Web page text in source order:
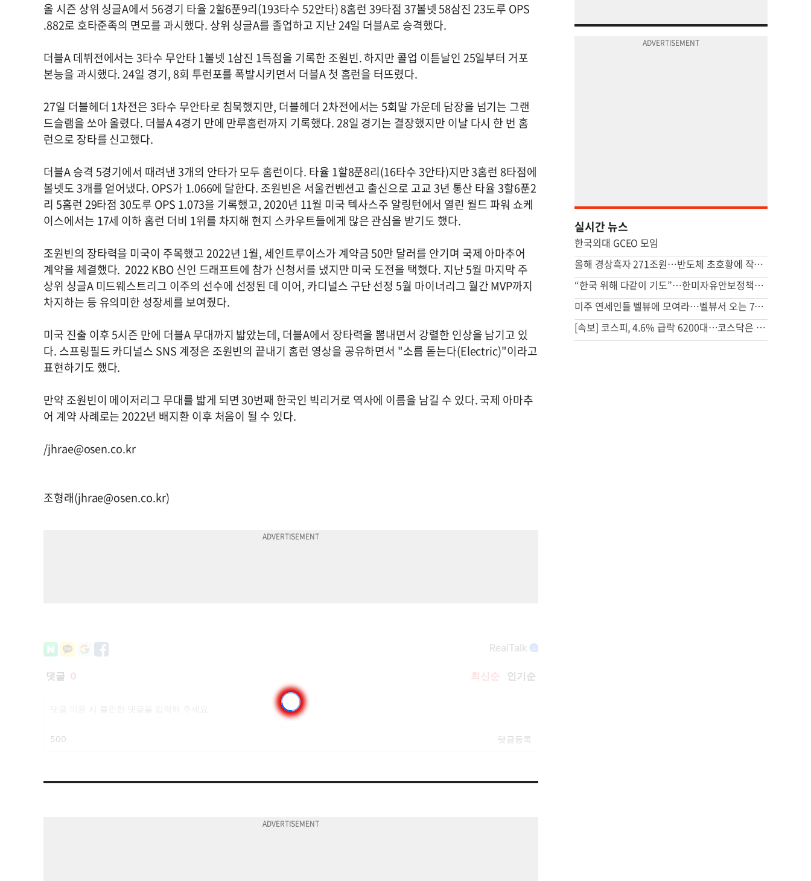
올 시즌 상위 싱글A에서 56경기 타율 2할6푼9리(193타수 52안타) 8홈런 39타점 37볼넷 58삼진 23도루 OPS
.882로 호타준족의 면모를 과시했다. 상위 싱글A를 졸업하고 지난 24일 더블A로 승격했다.
더블A 데뷔전에서는 3타수 무안타 1볼넷 1삼진 1득점을 기록한 조원빈. 하지만 콜업 이튿날인 25일부터 거포
본능을 과시했다. 24일 경기, 8회 투런포를 폭발시키면서 더블A 첫 홈런을 터뜨렸다.
27일 더블헤더 1차전은 3타수 무안타로 침묵했지만, 더블헤더 2차전에서는 5회말 가운데 담장을 넘기는 그랜
드슬램을 쏘아 올렸다. 더블A 4경기 만에 만루홈런까지 기록했다. 28일 경기는 결장했지만 이날 다시 한 번 홈
런으로 장타를 신고했다.
더블A 승격 5경기에서 때려낸 3개의 안타가 모두 홈런이다. 타율 1할8푼8리(16타수 3안타)지만 3홈런 8타점에
볼넷도 3개를 얻어냈다. OPS가 1.066에 달한다. 조원빈은 서울컨벤션고 출신으로 고교 3년 통산 타율 3할6푼2
리 5홈런 29타점 30도루 OPS 1.073을 기록했고, 2020년 11월 미국 텍사스주 알링턴에서 열린 월드 파워 쇼케
이스에서는 17세 이하 홈런 더비 1위를 차지해 현지 스카우트들에게 많은 관심을 받기도 했다.
조원빈의 장타력을 미국이 주목했고 2022년 1월, 세인트루이스가 계약금 50만 달러를 안기며 국제 아마추어
계약을 체결했다. 2022 KBO 신인 드래프트에 참가 신청서를 냈지만 미국 도전을 택했다. 지난 5월 마지막 주
상위 싱글A 미드웨스트리그 이주의 선수에 선정된 데 이어, 카디널스 구단 선정 5월 마이너리그 월간 MVP까지
차지하는 등 유의미한 성장세를 보여줬다.
미국 진출 이후 5시즌 만에 더블A 무대까지 밟았는데, 더블A에서 장타력을 뽐내면서 강렬한 인상을 남기고 있
다. 스프링필드 카디널스 SNS 계정은 조원빈의 끝내기 홈런 영상을 공유하면서 "소름 돋는다(Electric)"이라고
표현하기도 했다.
만약 조원빈이 메이저리그 무대를 밟게 되면 30번째 한국인 빅리거로 역사에 이름을 남길 수 있다. 국제 아마추
어 계약 사례로는 2022년 배지환 이후 처음이 될 수 있다.
/jhrae@osen.co.kr
조형래(jhrae@osen.co.kr)
실시간 뉴스
한국외대 GCEO 모임
올해 경상흑자 271조원…반도체 초호황에 작년 상반기 4배
“한국 위해 다같이 기도”…한미자유안보정책센터 LA
미주 연세인들 벨뷰에 모여라…벨뷰서 오는 7일부터 나흘간
[속보] 코스피, 4.6% 급락 6200대…코스닥은 0.3% 상승